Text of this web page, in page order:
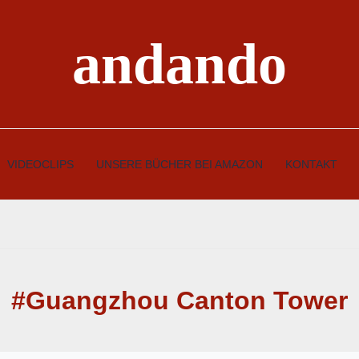
andando
VIDEOCLIPS UNSERE BÜCHER BEI AMAZON KONTAKT
#Guangzhou Canton Tower